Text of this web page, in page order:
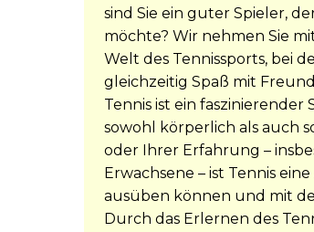
sind Sie ein guter Spieler,
möchte? Wir nehmen Sie
Welt des Tennissports, bei
gleichzeitig Spaß mit
Tennis ist ein
sowohl körperlich als auch
oder Ihrer Erfahrung –
Erwachsene – ist Tennis
ausüben können und mit
Durch das Erlernen des